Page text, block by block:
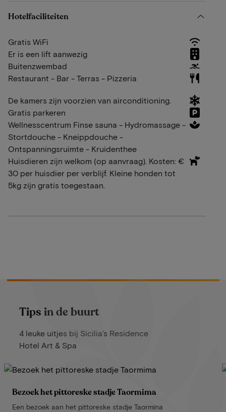
Hotelfaciliteiten
Gratis WiFi
Er is een lift aanwezig
Buitenzwembad
Restaurant - Bar - Terras - Pizzeria
De kamers zijn voorzien van airconditioning.
Gratis parkeren
Wellnesscentrum Finse sauna - Hydromassage -
Stortdouche - Kneippdouche -
Ontspanningsruimte - Kruidenthee
Huisdieren zijn welkom (op aanvraag). Kosten: €
30 per huisdier per verblijf. Kleine honden tot
5kg zijn gratis toegestaan.
Tips in de buurt
4 leuke uitjes bij Sicilia’s Residence
Hotel Art & Spa
Bezoek het pittoreske stadje Taormima
Een bezoek aan het pittoreske stadje Taormina